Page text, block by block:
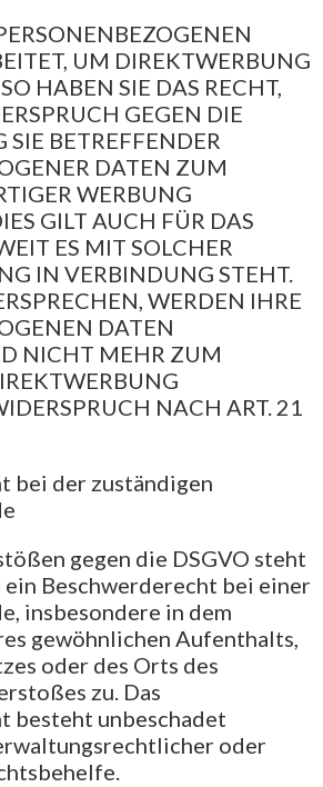
UM DIREKTWERBUNG
HABEN SIE DAS RECHT,
GEGEN DIE
BETREFFENDER
DATEN ZUM
WERBUNG
GILT AUCH FÜR DAS
ES MIT SOLCHER
IN VERBINDUNG STEHT.
WERDEN IHRE
DATEN
NICHT MEHR ZUM
NACH ART. 21
bei der zuständigen
gegen die DSGVO steht
Beschwerderecht bei einer
insbesondere in dem
gewöhnlichen Aufenthalts,
oder des Orts des
zu. Das
besteht unbeschadet
oder